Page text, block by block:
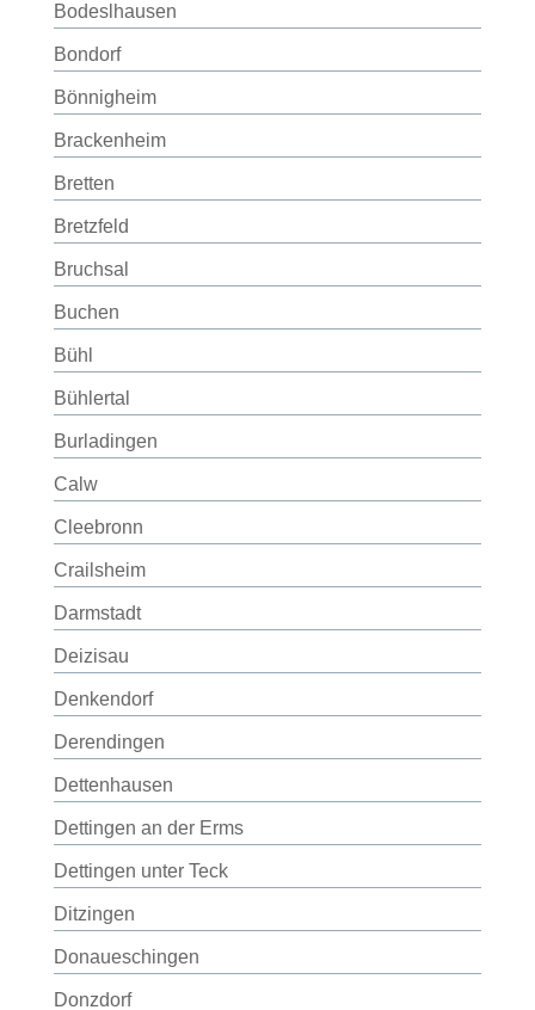
Bodeslhausen
Bondorf
Bönnigheim
Brackenheim
Bretten
Bretzfeld
Bruchsal
Buchen
Bühl
Bühlertal
Burladingen
Calw
Cleebronn
Crailsheim
Darmstadt
Deizisau
Denkendorf
Derendingen
Dettenhausen
Dettingen an der Erms
Dettingen unter Teck
Ditzingen
Donaueschingen
Donzdorf